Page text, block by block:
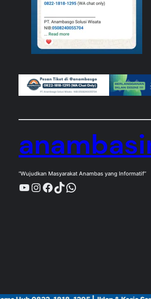
“Wujudkan Masyarakat Anambas yang Informatif”
YouTube
Instagram
Facebook
TikTok
WhatsApp